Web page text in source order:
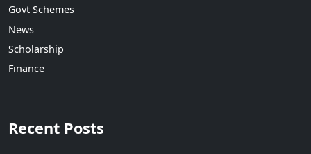
Govt Schemes
News
Scholarship
Finance
Recent Posts